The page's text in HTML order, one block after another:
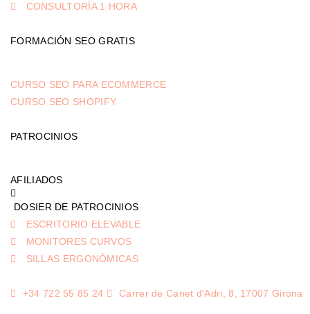
CONSULTORÍA 1 HORA
FORMACIÓN SEO GRATIS
CURSO SEO PARA ECOMMERCE
CURSO SEO SHOPIFY
PATROCINIOS
AFILIADOS
DOSIER DE PATROCINIOS
ESCRITORIO ELEVABLE
MONITORES CURVOS
SILLAS ERGONÓMICAS
+34 722 55 85 24 Carrer de Canet d'Adri, 8, 17007 Girona